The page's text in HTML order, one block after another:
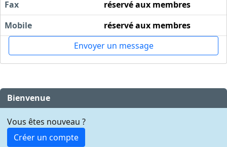
Fax
réservé aux membres
Mobile
réservé aux membres
Envoyer un message
Bienvenue
Vous êtes nouveau ?
Créer un compte